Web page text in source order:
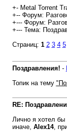
+- Metal Torrent
+-- Форум:
+--- Форум:
+--- Тема:
Страниц: 1 2 3 4 5
Поздравления! -
Топик на тему
RE:
Лично я хотел
иначе, Alex14,